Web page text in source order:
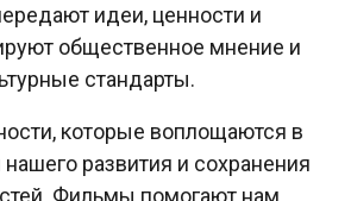
идеи, ценности и
общественное мнение и
стандарты.
которые воплощаются в
развития и сохранения
Фильмы помогают нам